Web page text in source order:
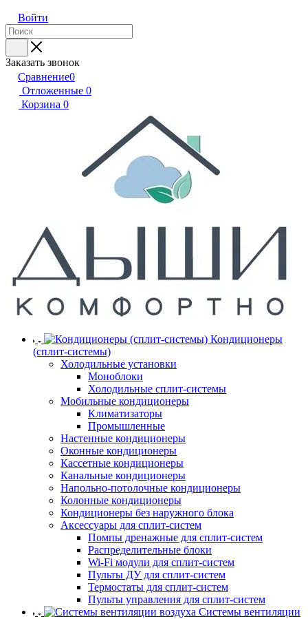
Войти
Заказать звонок
Сравнение0
Отложенные 0
Корзина 0
Кондиционеры
(сплит-системы)
Холодильные установки
Моноблоки
Холодильные сплит-системы
Мобильные кондиционеры
Климатизаторы
Промышленные
Настенные кондиционеры
Оконные кондиционеры
Кассетные кондиционеры
Канальные кондиционеры
Напольно-потолочные кондиционеры
Колонные кондиционеры
Кондиционеры без наружного блока
Аксессуары для сплит-систем
Помпы дренажные для сплит-систем
Распределительные блоки
Wi-Fi модули для сплит-систем
Пульты ДУ для сплит-систем
Термостаты для сплит-систем
Пульты управления для сплит-систем
Системы вентиляции